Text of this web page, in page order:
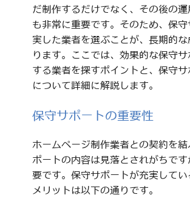
だ制作するだけでなく、その後の
も非常に重要です。そのため、保
実した業者を選ぶことが、長期的
ります。ここでは、効果的な保守
する業者を探すポイントと、保守
について詳細に解説します。
保守サポートの重要性
ホームページ制作業者との契約を
ポートの内容は見落とされがちで
要です。保守サポートが充実して
メリットは以下の通りです。